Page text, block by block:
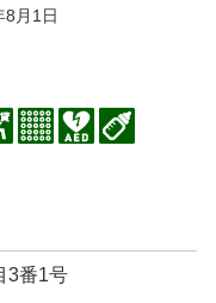
月1日
3番1号